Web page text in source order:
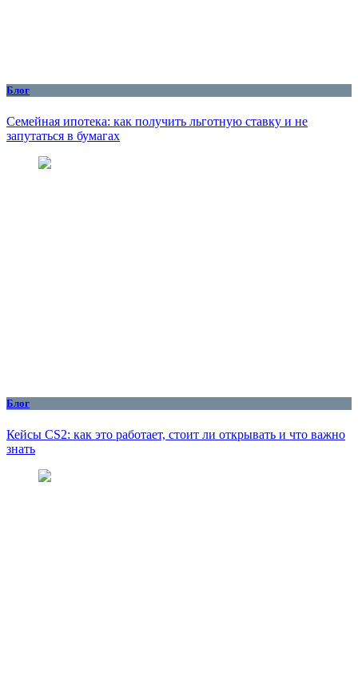
Блог
Семейная ипотека: как получить льготную ставку и не
запутаться в бумагах
Блог
Кейсы CS2: как это работает, стоит ли открывать и что важно
знать